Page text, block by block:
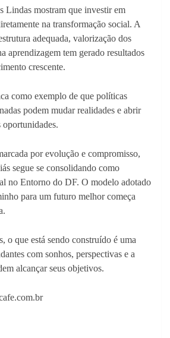
Lindas mostram que investir em
na transformação social. A
adequada, valorização dos
aprendizagem tem gerado resultados
crescente.
como exemplo de que políticas
podem mudar realidades e abrir
oportunidades.
por evolução e compromisso,
segue se consolidando como
no Entorno do DF. O modelo adotado
para um futuro melhor começa
o que está sendo construído é uma
com sonhos, perspectivas e a
alcançar seus objetivos.